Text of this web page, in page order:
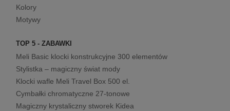
Kolory
Motywy
TOP 5 - ZABAWKI
Meli Basic klocki konstrukcyjne 300 elementów
Stylistka – magiczny świat mody
Klocki wafle Meli Travel Box 500 el.
Cymbałki chromatyczne 27-tonowe
Magiczny krystaliczny stworek Kidea